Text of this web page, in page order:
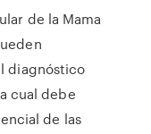
de la Mama
diagnóstico
cual debe
de las